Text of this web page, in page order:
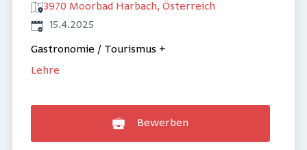
3970 Moorbad Harbach, Österreich
Veröffentlicht
15.4.2025
Gastronomie / Tourismus +
Lehre
Bewerben